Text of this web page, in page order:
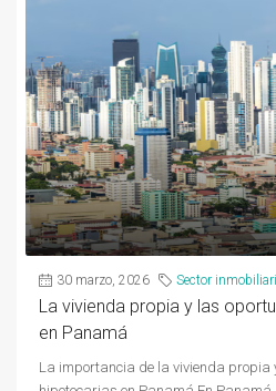
30 marzo, 2026 Sector
La vivienda propia y las
en Panamá
La importancia de la vivienda propia